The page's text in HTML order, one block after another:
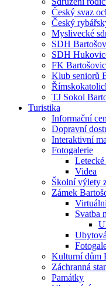
Český svaz
Český
Myslivecké
SDH
SDH
FK
Klub seniorů
TJ Sokol
Turistika
Informační
Dopravní
Interaktivní
Fotogalerie
Videa
Školní výlety
Zámek
Svatba
Kulturní dům
Záchranná
Památky